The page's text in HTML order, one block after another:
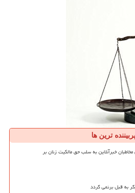
ترین ها
خبرآنلاین به سلب حق مالکیت زنان بر
به قبل برنمی گردد